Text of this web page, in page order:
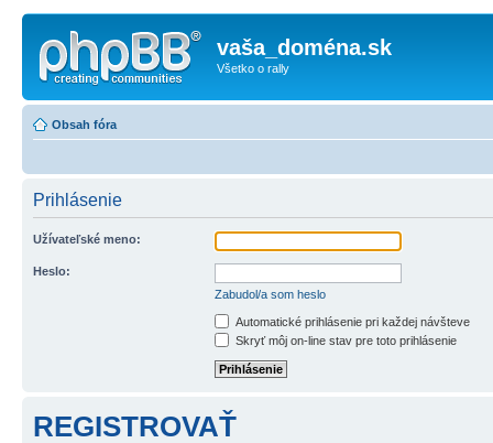
vaša_doména.sk
Všetko o rally
Obsah fóra
Prihlásenie
Užívateľské meno:
Heslo:
Zabudol/a som heslo
Automatické prihlásenie pri každej návšteve
Skryť môj on-line stav pre toto prihlásenie
REGISTROVAŤ